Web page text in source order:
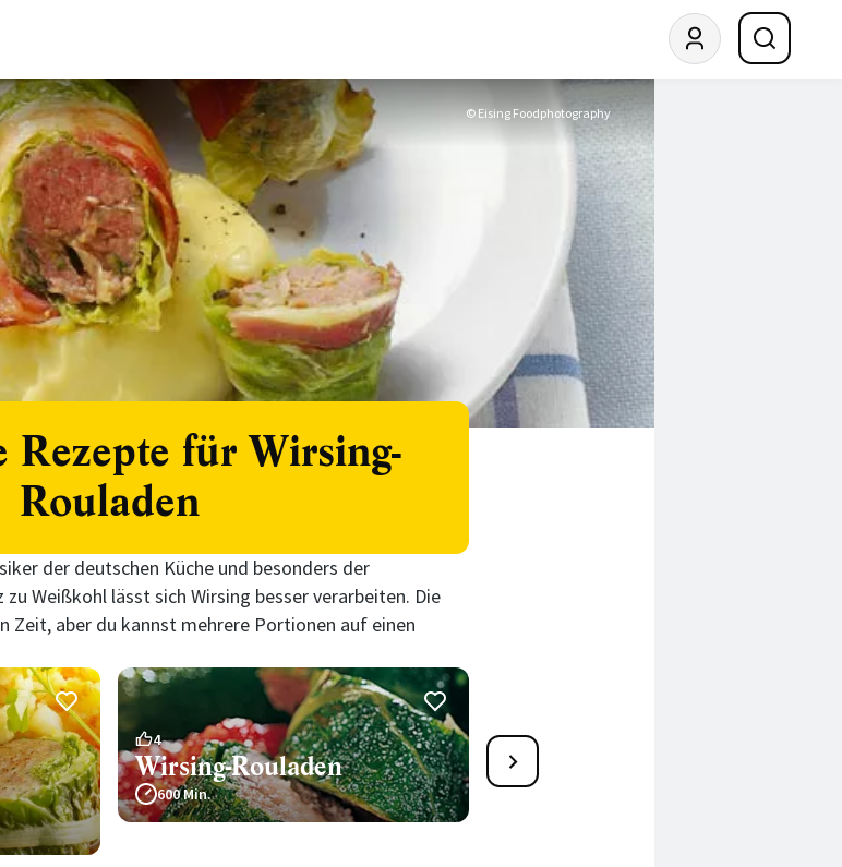
© Eising Foodphotography
Rezepte für Wirsing-
Rouladen
der deutschen Küche und besonders der
Weißkohl lässt sich Wirsing besser verarbeiten. Die
Zeit, aber du kannst mehrere Portionen auf einen
4
Wirsing-Rouladen
600 Min.
1
Wirsingrouladen mit
Röstifüllung